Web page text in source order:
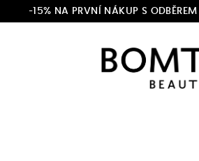
-15% NA PRVNÍ NÁKUP S